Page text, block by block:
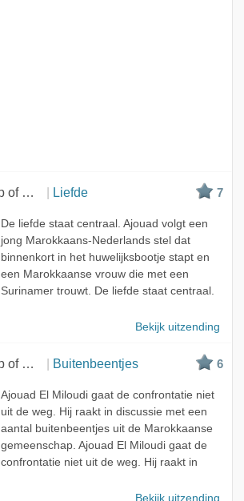
Ajouad: kaaskop of mocro? Liefde 7
De liefde staat centraal. Ajouad volgt een
jong Marokkaans-Nederlands stel dat
binnenkort in het huwelijksbootje stapt en
een Marokkaanse vrouw die met een
Surinamer trouwt. De liefde staat centraal.
Bekijk uitzending
Ajouad: kaaskop of mocro? Buitenbeentjes 6
Ajouad El Miloudi gaat de confrontatie niet
uit de weg. Hij raakt in discussie met een
aantal buitenbeentjes uit de Marokkaanse
gemeenschap. Ajouad El Miloudi gaat de
confrontatie niet uit de weg. Hij raakt in
Bekijk uitzending